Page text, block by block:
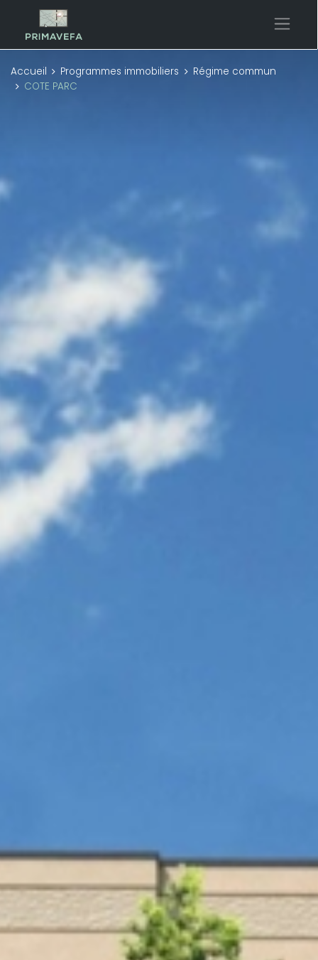
Accueil Programmes immobiliers
Régime commun
COTE PARC